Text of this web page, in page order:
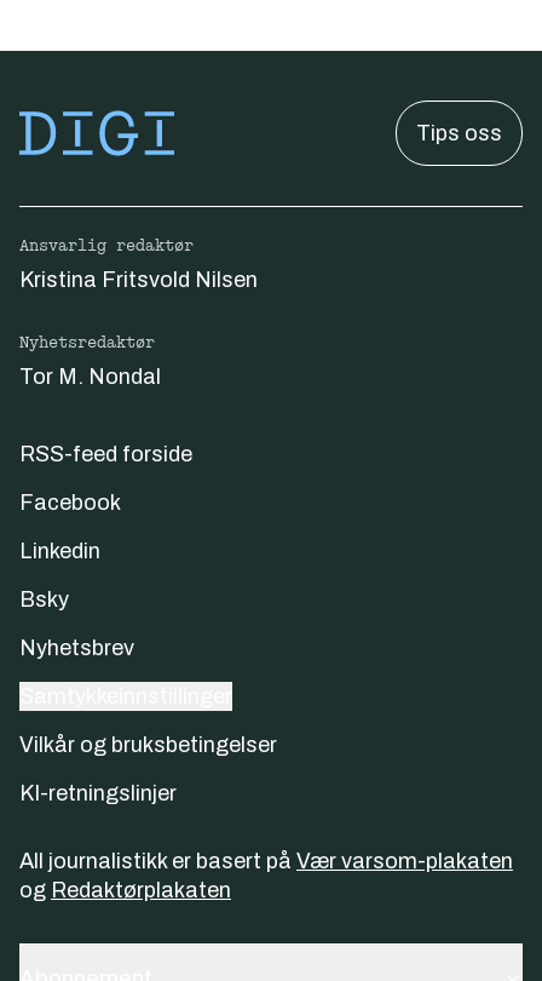
Tips oss
Ansvarlig redaktør
Kristina Fritsvold Nilsen
Nyhetsredaktør
Tor M. Nondal
RSS-feed forside
Facebook
Linkedin
Bsky
Nyhetsbrev
Vilkår og bruksbetingelser
KI-retningslinjer
All journalistikk er basert på Vær varsom-plakaten
og Redaktørplakaten